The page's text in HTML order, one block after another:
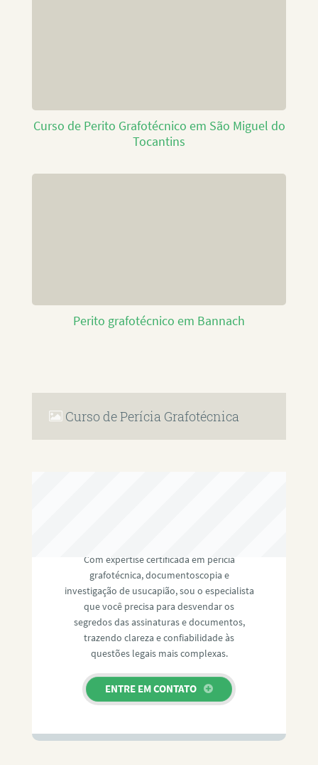
Curso de Perito Grafotécnico em São Miguel do
Tocantins
Perito grafotécnico em Bannach
Curso de Perícia Grafotécnica
Com expertise certificada em perícia
grafotécnica, documentoscopia e
investigação de usucapião, sou o especialista
que você precisa para desvendar os
segredos das assinaturas e documentos,
trazendo clareza e confiabilidade às
questões legais mais complexas.
ENTRE EM CONTATO